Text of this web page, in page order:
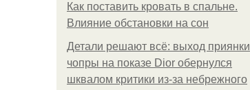
Как поставить кровать в спальне.
Влияние обстановки на сон
Детали решают всё: выход приянки
чопры на показе Dior обернулся
шквалом критики из-за небрежного